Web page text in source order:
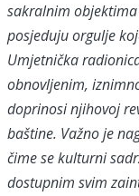
sakralnim
posjeduju orgulje
Umjetnička
obnovljenim,
doprinosi njihovoj
baštine. Važno je
čime se kulturni
dostupnim svim